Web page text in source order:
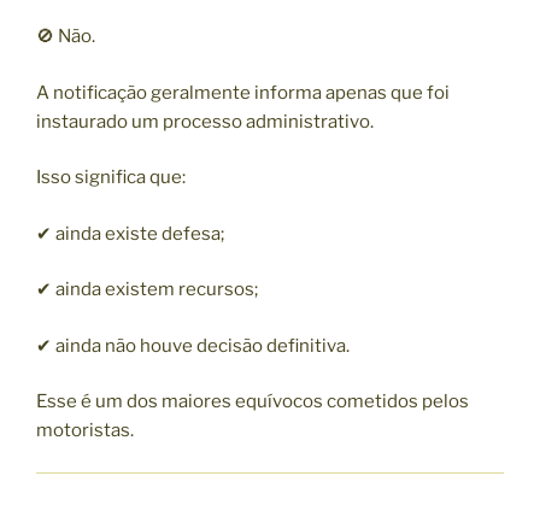
🚫 Não.
A notificação geralmente informa apenas que foi
instaurado um processo administrativo.
Isso significa que:
✔ ainda existe defesa;
✔ ainda existem recursos;
✔ ainda não houve decisão definitiva.
Esse é um dos maiores equívocos cometidos pelos
motoristas.